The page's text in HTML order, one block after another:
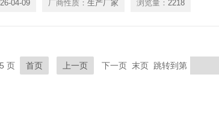
因制冷量为动态值，其随温度点变化而有所变化。
04-09 厂商性质： 生产厂家 浏览量： 2218
页 首页 上一页 下一页 末页 跳转到第